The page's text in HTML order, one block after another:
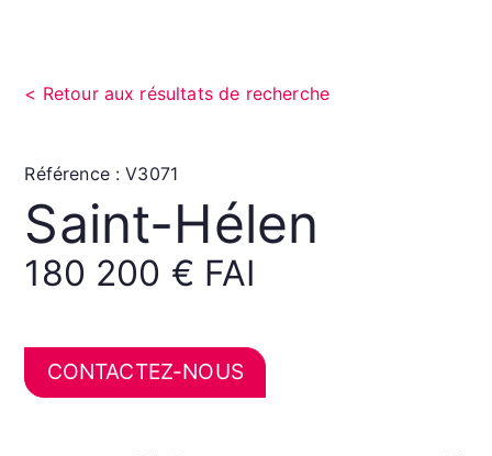
Retour aux résultats de recherche
Référence : V3071
Saint-Hélen
180 200 € FAI
CONTACTEZ-NOUS